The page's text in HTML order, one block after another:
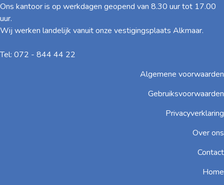
Ons kantoor is op werkdagen geopend van 8.30 uur tot 17.00
uur.
Wij werken landelijk vanuit onze vestigingsplaats Alkmaar.
Tel: 072 - 844 44 22
Algemene voorwaarden
Gebruiksvoorwaarden
Privacyverklaring
Over ons
Contact
Home